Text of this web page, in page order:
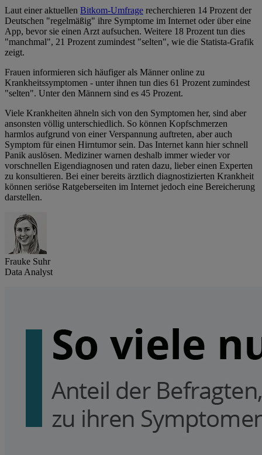
Laut einer aktuellen Bitkom-Umfrage recherchieren 14 Prozent der
Deutschen "regelmäßig" ihre Symptome im Internet oder über eine
App, bevor sie einen Arzt aufsuchen. Weitere 18 Prozent tun dies
"manchmal", 21 Prozent zumindest "selten", wie die Statista-Grafik
zeigt.
Frauen informieren sich häufiger als Männer online zu
Krankheitssymptomen - unter ihnen tun dies 61 Prozent zumindest
"selten". Unter den Männern sind es 45 Prozent.
Viele Krankheiten ähneln sich von den Symptomen her, sind aber
ansonsten völlig unterschiedlich. So können Kopfschmerzen
harmlos aufgrund von einer Verspannung auftreten, aber auch
Symptom für einen Hirntumor sein. Das Internet kann hier schnell
Panik auslösen. Mediziner warnen deshalb immer wieder vor
vorschnellen Eigendiagnosen und raten dazu, lieber einen Experten
zu konsultieren. Bei einer bereits ärztlich diagnostizierten Krankheit
können seriöse Ratgeberseiten im Internet jedoch eine Bereicherung
darstellen.
Frauke Suhr
Data Analyst